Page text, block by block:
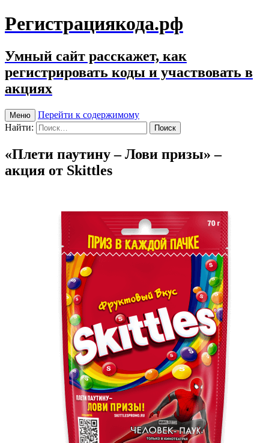
Регистрациякода.рф
Умный сайт расскажет, как
регистрировать коды и участвовать в
акциях
Меню
Перейти к содержимому
Найти:
«Плети паутину – Лови призы» –
акция от Skittles